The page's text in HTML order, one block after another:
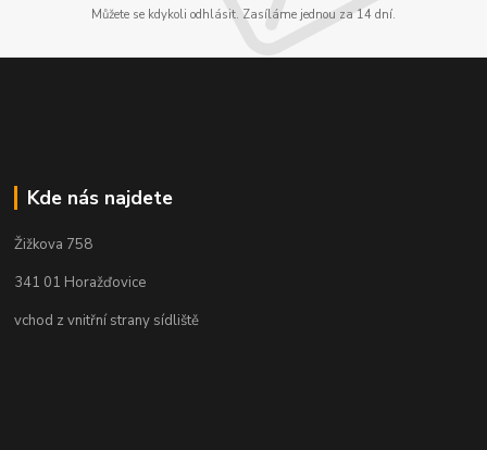
Můžete se kdykoli odhlásit. Zasíláme jednou za 14 dní.
Kde nás najdete
Žižkova 758
341 01 Horažďovice
vchod z vnitřní strany sídliště